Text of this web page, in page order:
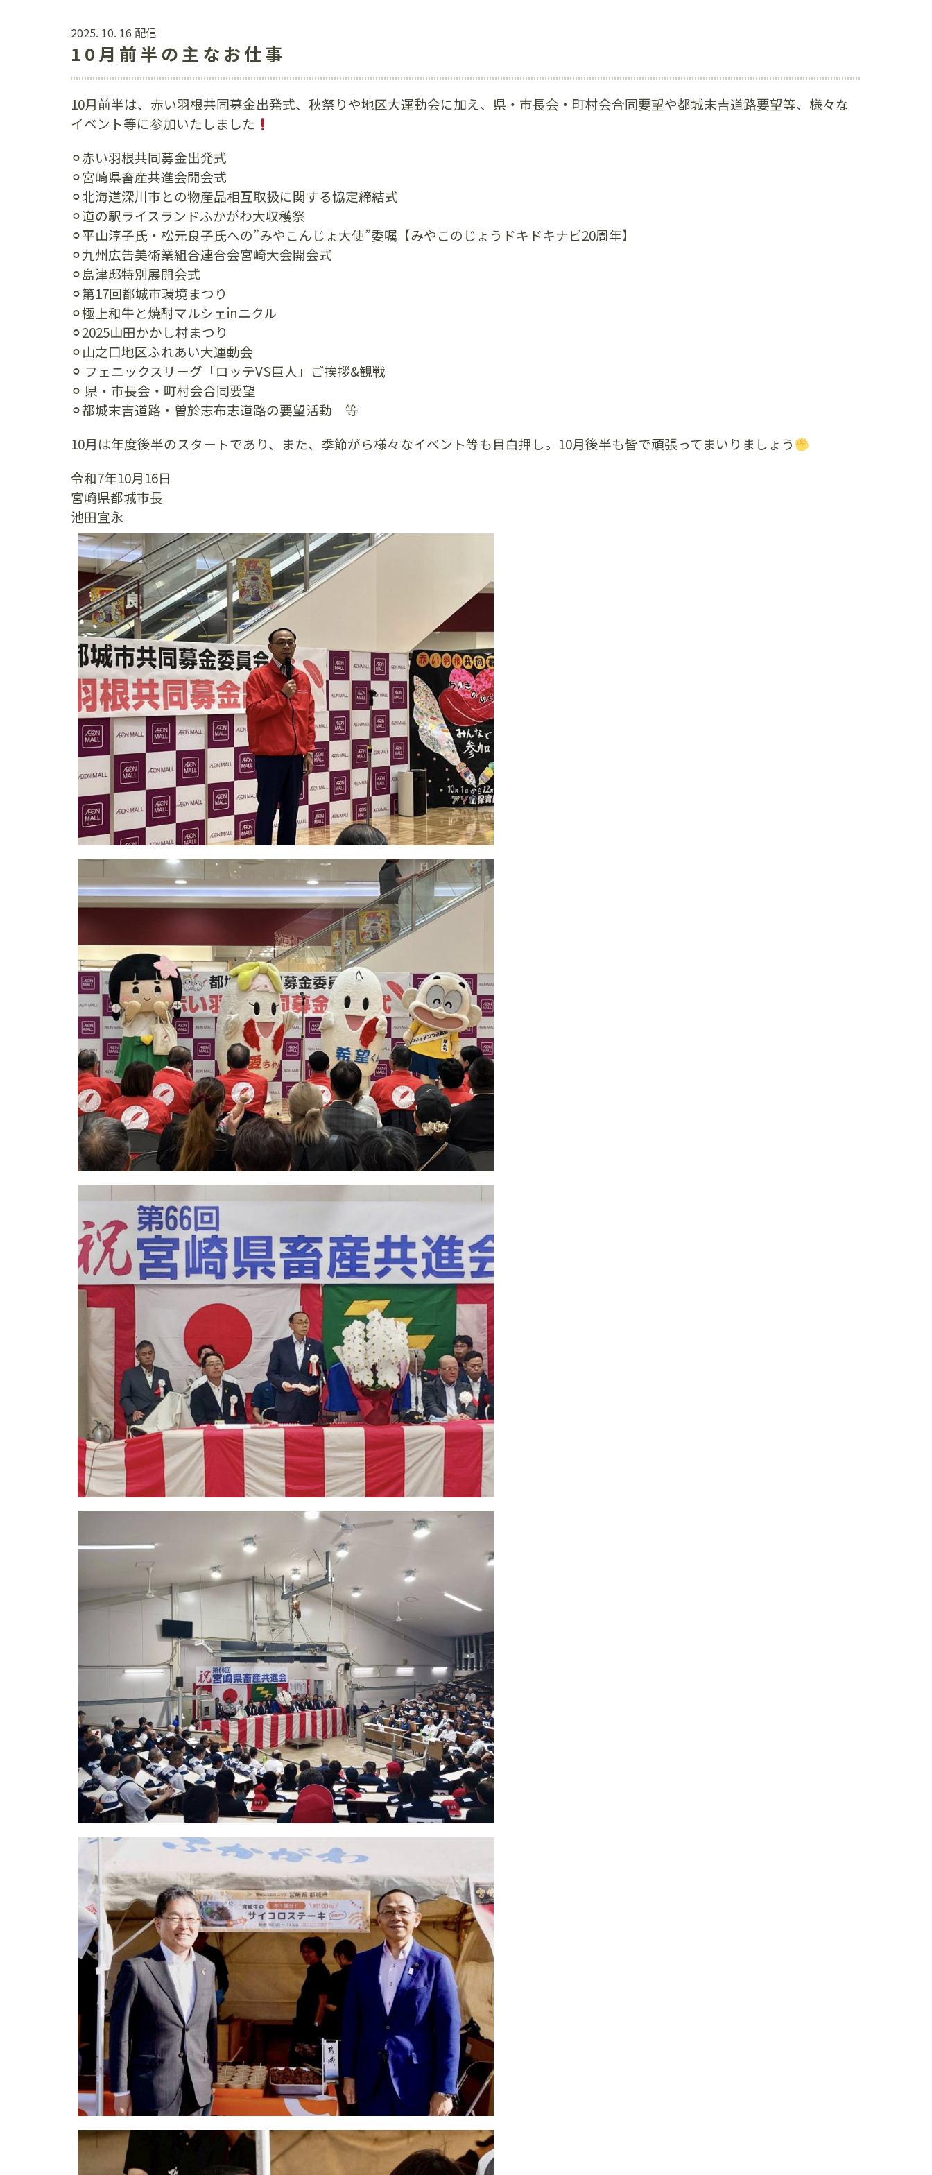
2025. 10. 16 配信
10月前半の主なお仕事
10月前半は、赤い羽根共同募金出発式、秋祭りや地区大運動会に加え、県・市長会・町村会合同要望や都城末吉道路要望等、様々な
イベント等に参加いたしました
⚪︎赤い羽根共同募金出発式
⚪︎宮崎県畜産共進会開会式
⚪︎北海道深川市との物産品相互取扱に関する協定締結式
⚪︎道の駅ライスランドふかがわ大収穫祭
⚪︎平山淳子氏・松元良子氏への”みやこんじょ大使”委嘱【みやこのじょうドキドキナビ20周年】
⚪︎九州広告美術業組合連合会宮崎大会開会式
⚪︎島津邸特別展開会式
⚪︎第17回都城市環境まつり
⚪︎極上和牛と焼酎マルシェinニクル
⚪︎2025山田かかし村まつり
⚪︎山之口地区ふれあい大運動会
⚪︎ フェニックスリーグ「ロッテVS巨人」ご挨拶&観戦
⚪︎ 県・市長会・町村会合同要望
⚪︎都城末吉道路・曽於志布志道路の要望活動 等
10月は年度後半のスタートであり、また、季節がら様々なイベント等も目白押し。10月後半も皆で頑張ってまいりましょう
令和7年10月16日
宮崎県都城市長
池田宜永